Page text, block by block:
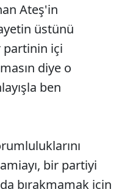
Ateş'in
üstünü
partinin içi
diye o
ben
bir partiyi
bırakmamak için